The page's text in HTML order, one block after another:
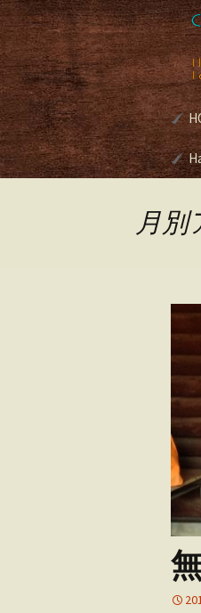
コ
ン
テ
ン
ツ
ス
キ
月別